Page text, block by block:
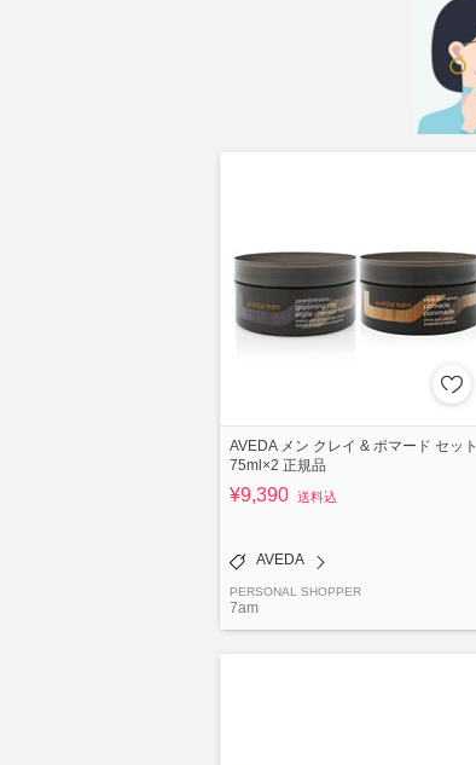
AVEDA メン クレイ & ポマード セット
75ml×2 正規品
¥9,390 送料込
AVEDA
PERSONAL SHOPPER
7am